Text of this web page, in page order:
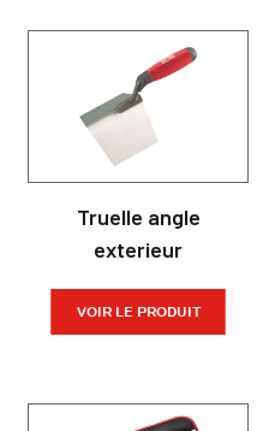
Truelle angle
exterieur
VOIR LE PRODUIT